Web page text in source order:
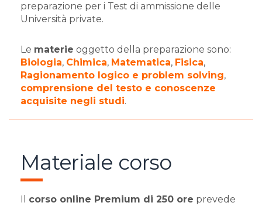
preparazione per i Test di ammissione delle
Università private.
Le materie oggetto della preparazione sono:
Biologia, Chimica, Matematica, Fisica,
Ragionamento logico e problem solving,
comprensione del testo e conoscenze
acquisite negli studi.
Materiale corso
corso online Premium di 250 ore prevede